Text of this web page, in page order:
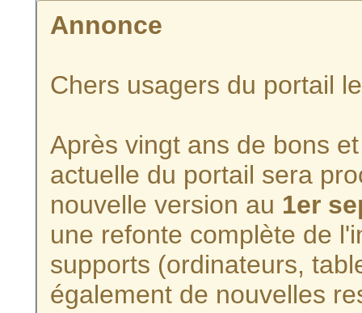
Annonce
Chers usagers du portail
Après vingt ans de bons
actuelle du portail sera
nouvelle version au 1er
une refonte complète de
supports (ordinateurs,
également de nouvelles